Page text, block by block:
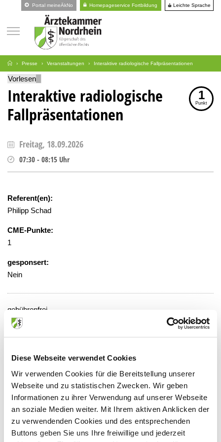
Diese Webseite verwendet Cookies
Wir verwenden Cookies für die Bereitstellung unserer
Webseite und zu statistischen Zwecken. Wir geben
Informationen zu ihrer Verwendung auf unserer Webseite
an soziale Medien weiter. Mit Ihrem aktiven Anklicken der
zu verwendenden Cookies und des entsprechenden
Buttons geben Sie uns Ihre freiwillige und jederzeit
Portal meineÄkNo Homepageservice Fortbildung Leichte Sprache
Presse Veranstaltungen Interaktive radiologische Fallpräsentationen
Vorlesen
Interaktive radiologische
Fallpräsentationen
1
Punkt
Freitag, 18.09.2026
07:30 - 08:15 Uhr
Referent(en):
Philipp Schad
CME-Punkte:
1
gesponsert:
Nein
gebührenfrei
Veranstaltungsort:
Gotenstraße 1, 42653 Solingen
Anbieter:
Städtisches Klinikum Solingen gGmbH